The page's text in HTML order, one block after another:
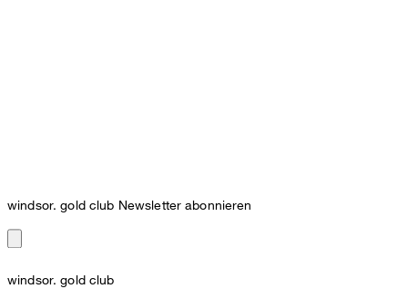
windsor. gold club Newsletter abonnieren
windsor. gold club